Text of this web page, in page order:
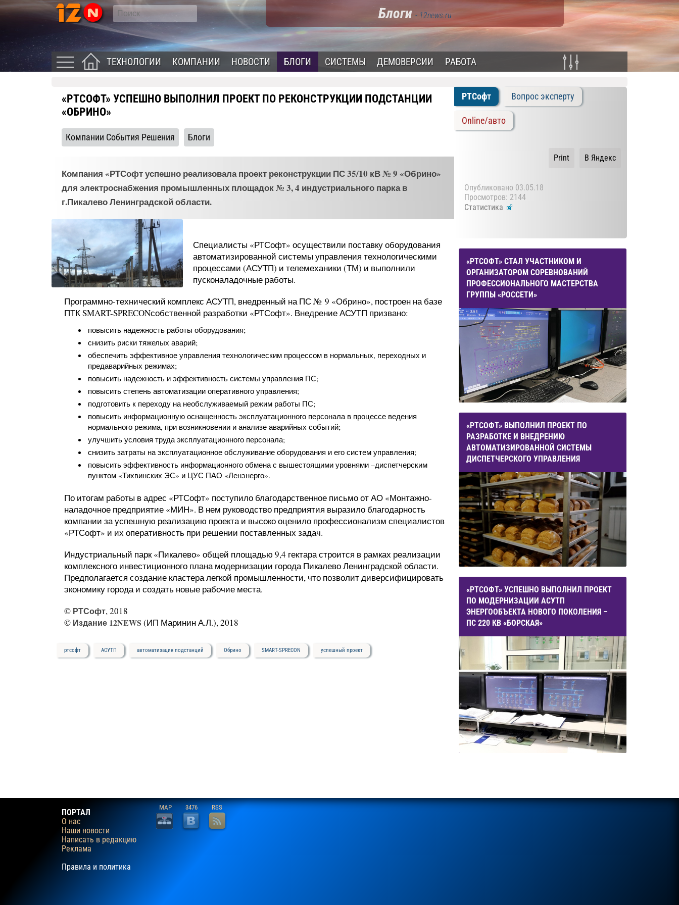
Блоги - 12news.ru
ТЕХНОЛОГИИ КОМПАНИИ НОВОСТИ БЛОГИ СИСТЕМЫ ДЕМОВЕРСИИ РАБОТА
«РТСОФТ» УСПЕШНО ВЫПОЛНИЛ ПРОЕКТ ПО РЕКОНСТРУКЦИИ ПОДСТАНЦИИ
«ОБРИНО»
Компании События Решения Блоги
Компания «РТСофт успешно реализовала проект реконструкции ПС 35/10 кВ № 9 «Обрино»
для электроснабжения промышленных площадок № 3, 4 индустриального парка в
г.Пикалево Ленинградской области.
Специалисты «РТСофт» осуществили поставку оборудования
автоматизированной системы управления технологическими
процессами (АСУТП) и телемеханики (ТМ) и выполнили
пусконаладочные работы.
Программно-технический комплекс АСУТП, внедренный на ПС № 9 «Обрино», построен на базе
ПТК SMART-SPRECONсобственной разработки «РТСофт». Внедрение АСУТП призвано:
повысить надежность работы оборудования;
снизить риски тяжелых аварий;
обеспечить эффективное управления технологическим процессом в нормальных, переходных и
предаварийных режимах;
повысить надежность и эффективность системы управления ПС;
повысить степень автоматизации оперативного управления;
подготовить к переходу на необслуживаемый режим работы ПС;
повысить информационную оснащенность эксплуатационного персонала в процессе ведения
нормального режима, при возникновении и анализе аварийных событий;
улучшить условия труда эксплуатационного персонала;
снизить затраты на эксплуатационное обслуживание оборудования и его систем управления;
повысить эффективность информационного обмена с вышестоящими уровнями –диспетчерским
пунктом «Тихвинских ЭС» и ЦУС ПАО «Ленэнерго».
По итогам работы в адрес «РТСофт» поступило благодарственное письмо от АО «Монтажно-
наладочное предприятие «МИН». В нем руководство предприятия выразило благодарность
компании за успешную реализацию проекта и высоко оценило профессионализм специалистов
«РТСофт» и их оперативность при решении поставленных задач.
Индустриальный парк «Пикалево» общей площадью 9,4 гектара строится в рамках реализации
комплексного инвестиционного плана модернизации города Пикалево Ленинградской области.
Предполагается создание кластера легкой промышленности, что позволит диверсифицировать
экономику города и создать новые рабочие места.
© РТСофт, 2018
© Издание 12NEWS (ИП Маринин А.Л.), 2018
ртсофт АСУТП автоматизация подстанций Обрино SMART-SPRECON успешный проект
РТСофт Вопрос эксперту
Online/авто
В Яндекс
Print
Опубликовано 03.05.18
Просмотров: 2144
Статистика
«РТСОФТ» СТАЛ УЧАСТНИКОМ И
ОРГАНИЗАТОРОМ СОРЕВНОВАНИЙ
ПРОФЕССИОНАЛЬНОГО МАСТЕРСТВА
ГРУППЫ «РОССЕТИ»
«РТСОФТ» ВЫПОЛНИЛ ПРОЕКТ ПО
РАЗРАБОТКЕ И ВНЕДРЕНИЮ
АВТОМАТИЗИРОВАННОЙ СИСТЕМЫ
ДИСПЕТЧЕРСКОГО УПРАВЛЕНИЯ
«РТСОФТ» УСПЕШНО ВЫПОЛНИЛ ПРОЕКТ
ПО МОДЕРНИЗАЦИИ АСУТП
ЭНЕРГООБЪЕКТА НОВОГО ПОКОЛЕНИЯ –
ПС 220 КВ «БОРСКАЯ»
ПОРТАЛ
О нас
Наши новости
Написать в редакцию
Реклама
Правила и политика
MAP 3476 RSS